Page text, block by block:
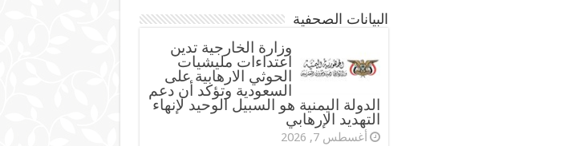
البيانات الصحفية
وزارة الخارجية تدين
اعتداءات مليشيات
الحوثي الارهابية على
السعودية وتؤكد أن دعم
الدولة اليمنية هو السبيل الوحيد لإنهاء
التهديد الإرهابي
أغسطس 7, 2026